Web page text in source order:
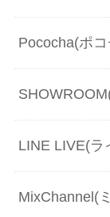
Pococha(ポ
LINE LIVE(ラ
MixChannel(